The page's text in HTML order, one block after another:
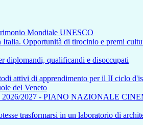
Mondiale UNESCO
Opportunità di tirocinio e premi
diplomandi, qualificandi e disoccupati
attivi di apprendimento per il II ciclo
del Veneto
2027 - PIANO NAZIONALE
trasformarsi in un laboratorio di